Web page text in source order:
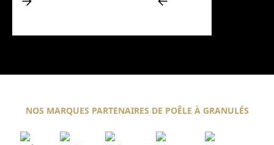
NOS MARQUES PARTENAIRES DE POÊLE À GRANULÉS